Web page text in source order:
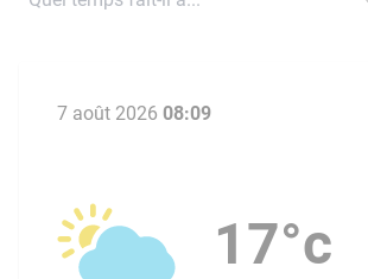
7 août 2026 08:09
17°c